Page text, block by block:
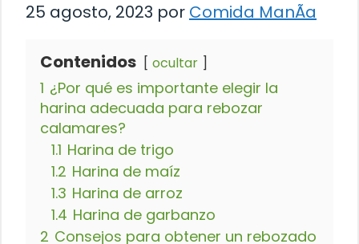
25 agosto, 2023 por Comida ManÃ­a
Contenidos ocultar
1 ¿Por qué es importante elegir la
harina adecuada para rebozar
calamares?
1.1 Harina de trigo
1.2 Harina de maíz
1.3 Harina de arroz
1.4 Harina de garbanzo
2 Consejos para obtener un rebozado